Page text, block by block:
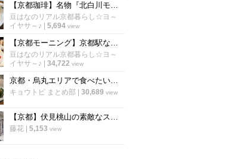
【京都珈琲】名物『北白川モーニング』は丼状でラテアート付☆老舗本店「ワールドコーヒー」
豆はなのリアル京都暮らし☆ヨ～
イヤサ～♪
5,694 view
【京都モーニング】京都駅ならココが空いてる！京都を代表する老舗喫茶『イノダコーヒ』
豆はなのリアル京都暮らし☆ヨ～
イヤサ～♪
34,722 view
京都・烏丸エリアで食べたい「絶品モーニング厳選６店」朝から京都を満喫しよう！【まとめ】
キョウトピ まとめ部 30,689 view
【京都】伏見桃山の素敵なスイーツカフェ「パレード伏見洋菓子店」
藤花| 5,153 view